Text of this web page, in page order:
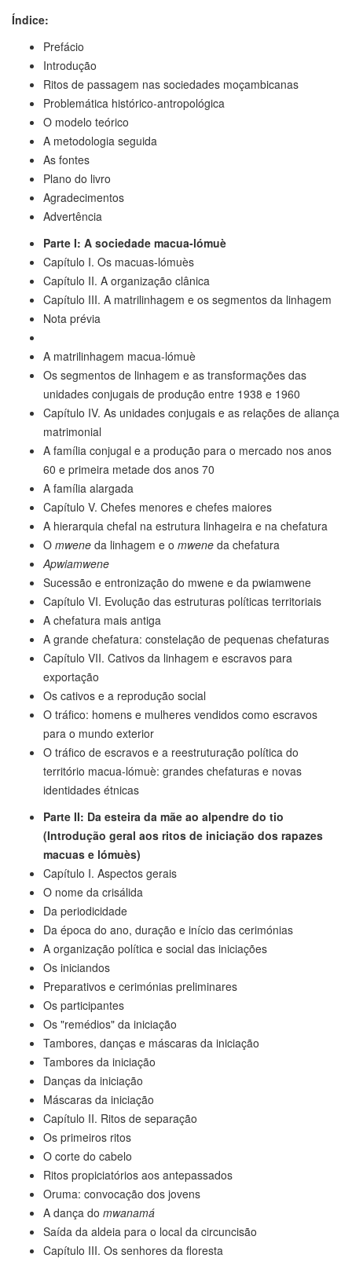
Índice:
Prefácio
Introdução
Ritos de passagem nas sociedades moçambicanas
Problemática histórico-antropológica
O modelo teórico
A metodologia seguida
As fontes
Plano do livro
Agradecimentos
Advertência
Parte I: A sociedade macua-lómuè
Capítulo I. Os macuas-lómuès
Capítulo II. A organização clânica
Capítulo III. A matrilinhagem e os segmentos da linhagem
Nota prévia
A matrilinhagem macua-lómuè
Os segmentos de linhagem e as transformações das
unidades conjugais de produção entre 1938 e 1960
Capítulo IV. As unidades conjugais e as relações de aliança
matrimonial
A família conjugal e a produção para o mercado nos anos
60 e primeira metade dos anos 70
A família alargada
Capítulo V. Chefes menores e chefes maiores
A hierarquia chefal na estrutura linhageira e na chefatura
O mwene da linhagem e o mwene da chefatura
Apwiamwene
Sucessão e entronização do mwene e da pwiamwene
Capítulo VI. Evolução das estruturas políticas territoriais
A chefatura mais antiga
A grande chefatura: constelação de pequenas chefaturas
Capítulo VII. Cativos da linhagem e escravos para
exportação
Os cativos e a reprodução social
O tráfico: homens e mulheres vendidos como escravos
para o mundo exterior
O tráfico de escravos e a reestruturação política do
território macua-lómuè: grandes chefaturas e novas
identidades étnicas
Parte II: Da esteira da mãe ao alpendre do tio
(Introdução geral aos ritos de iniciação dos rapazes
macuas e lómuès)
Capítulo I. Aspectos gerais
O nome da crisálida
Da periodicidade
Da época do ano, duração e início das cerimónias
A organização política e social das iniciações
Os iniciandos
Preparativos e cerimónias preliminares
Os participantes
Os "remédios" da iniciação
Tambores, danças e máscaras da iniciação
Tambores da iniciação
Danças da iniciação
Máscaras da iniciação
Capítulo II. Ritos de separação
Os primeiros ritos
O corte do cabelo
Ritos propiciatórios aos antepassados
Oruma: convocação dos jovens
A dança do mwanamá
Saída da aldeia para o local da circuncisão
Capítulo III. Os senhores da floresta